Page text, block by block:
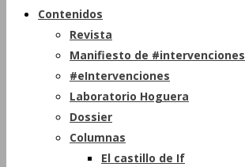
Contenidos
Revista
Manifiesto de #intervenciones
#eIntervenciones
Laboratorio Hoguera
Dossier
Columnas
El castillo de If